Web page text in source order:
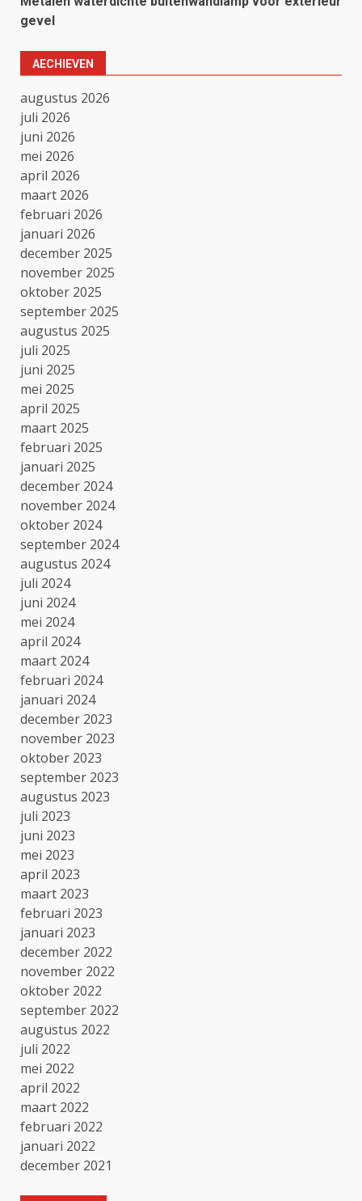
gevel
AECHIEVEN
augustus 2026
juli 2026
juni 2026
mei 2026
april 2026
maart 2026
februari 2026
januari 2026
december 2025
november 2025
oktober 2025
september 2025
augustus 2025
juli 2025
juni 2025
mei 2025
april 2025
maart 2025
februari 2025
januari 2025
december 2024
november 2024
oktober 2024
september 2024
augustus 2024
juli 2024
juni 2024
mei 2024
april 2024
maart 2024
februari 2024
januari 2024
december 2023
november 2023
oktober 2023
september 2023
augustus 2023
juli 2023
juni 2023
mei 2023
april 2023
maart 2023
februari 2023
januari 2023
december 2022
november 2022
oktober 2022
september 2022
augustus 2022
juli 2022
mei 2022
april 2022
maart 2022
februari 2022
januari 2022
december 2021